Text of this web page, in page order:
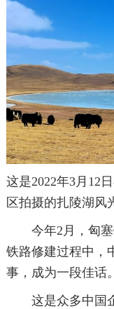
这是2022年3月12
区拍摄的扎陵湖风
今年2月，匈塞
铁路修建过程中，
事，成为一段佳话。
这是众多中国企